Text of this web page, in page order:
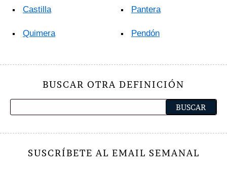
Castilla
Quimera
Pantera
Pendón
BUSCAR OTRA DEFINICIÓN
SUSCRÍBETE AL EMAIL SEMANAL